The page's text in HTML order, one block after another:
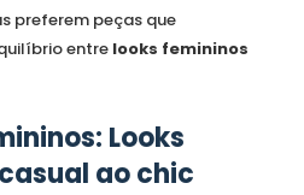
preferem peças que
entre looks femininos
Looks
ao chic